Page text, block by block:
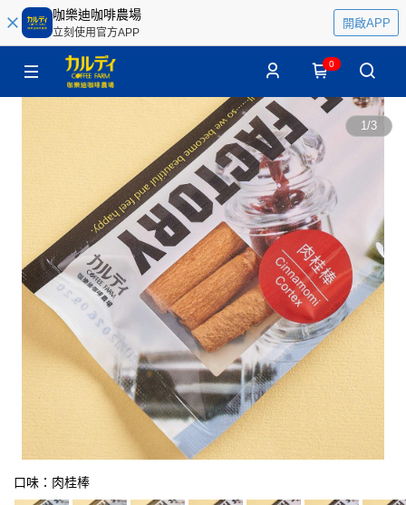
咖樂迪咖啡農場
立刻使用官方APP
開啟APP
0
1/3
口味：肉桂棒